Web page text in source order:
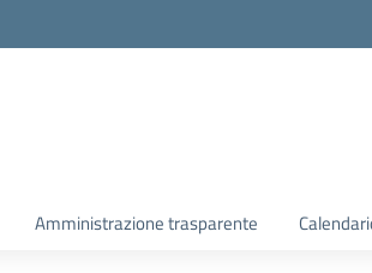
Amministrazione trasparente